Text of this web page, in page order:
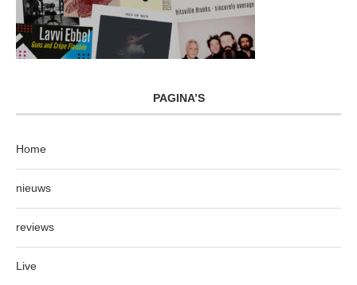
PAGINA’S
Home
nieuws
reviews
Live